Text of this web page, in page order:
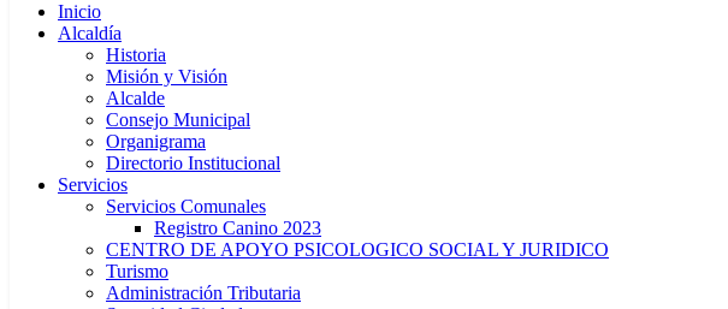
Inicio
Alcaldía
Historia
Misión y Visión
Alcalde
Consejo Municipal
Organigrama
Directorio Institucional
Servicios
Servicios Comunales
Registro Canino 2023
CENTRO DE APOYO PSICOLOGICO SOCIAL Y JURIDICO
Turismo
Administración Tributaria